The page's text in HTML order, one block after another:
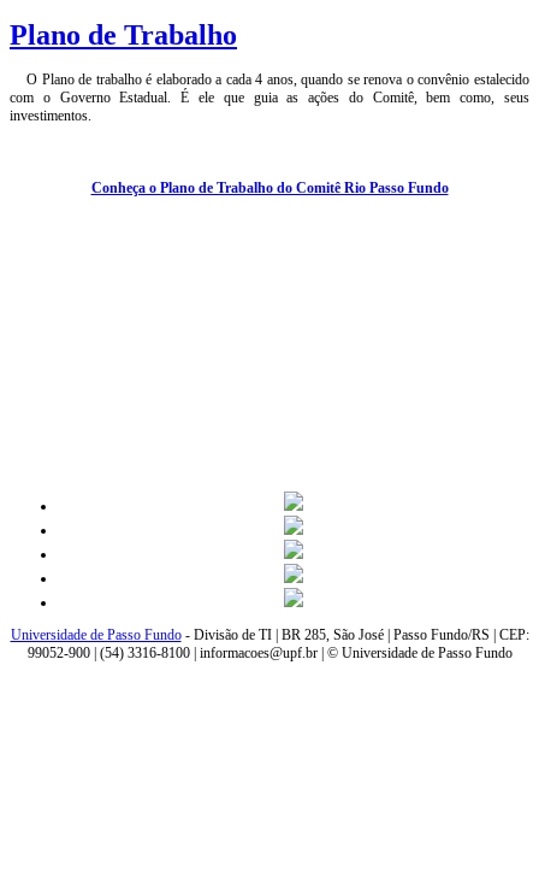
Plano de Trabalho
O Plano de trabalho é elaborado a cada 4 anos, quando se renova o convênio estalecido
com o Governo Estadual. É ele que guia as ações do Comitê, bem como, seus
investimentos.
Conheça o Plano de Trabalho do Comitê Rio Passo Fundo
Universidade de Passo Fundo- Divisão de TI | BR 285, São José | Passo Fundo/RS | CEP:
99052-900 | (54) 3316-8100 | informacoes@upf.br | © Universidade de Passo Fundo